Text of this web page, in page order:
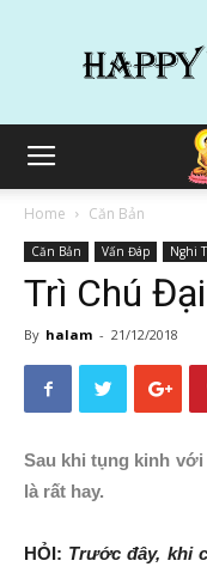
Home Căn Bản
Căn Bản Vấn Đáp Nghi
Trì Chú
By halam - 21/12/2018
Sau khi tụng kinh
là rất hay.
HỎI: Trước đây, khi